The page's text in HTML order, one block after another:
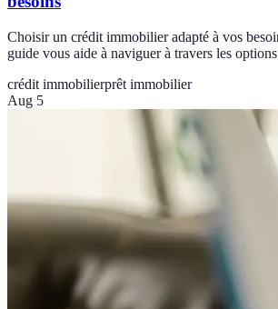
Choisir un crédit immobilier adapté à vos
guide vous aide à naviguer à travers les
crédit immobilierprêt immobilier
Aug 5